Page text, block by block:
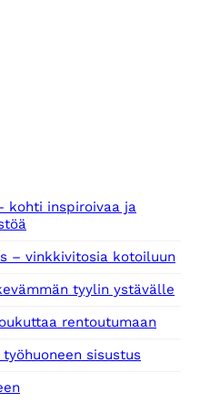
kohti inspiroivaa ja
– vinkkivitosia kotoiluun
tyylin ystävälle
rentoutumaan
sisustus